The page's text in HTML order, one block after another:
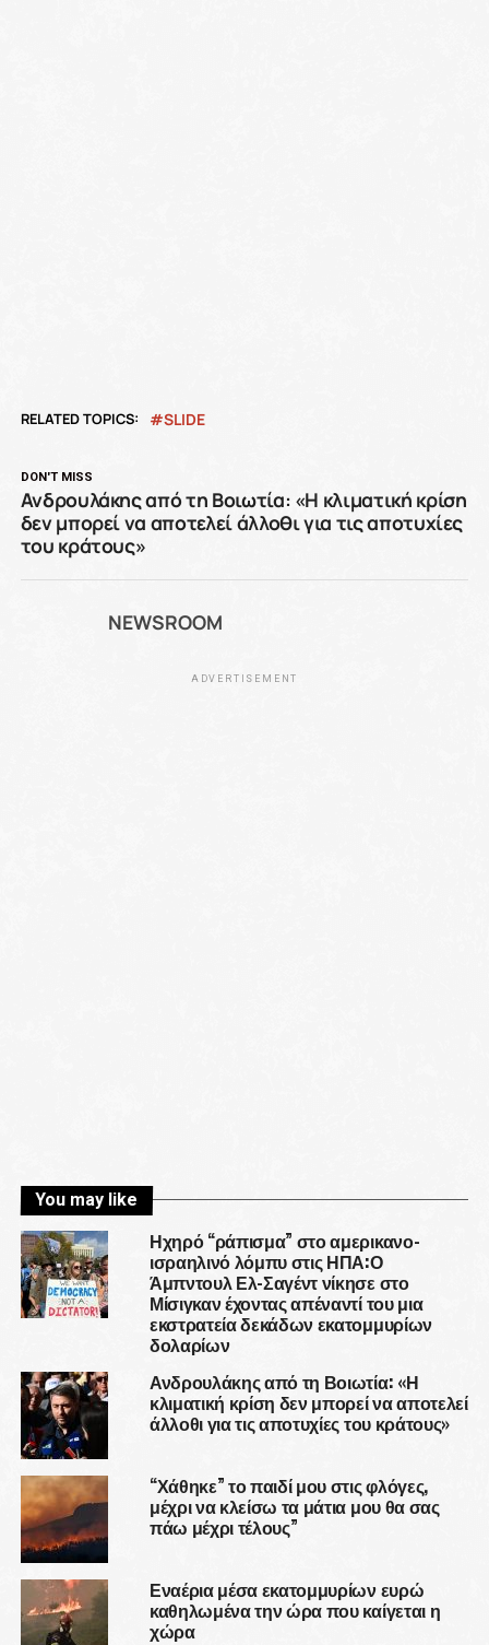
RELATED TOPICS: SLIDE
DON'T MISS
Ανδρουλάκης από τη Βοιωτία: «Η κλιματική κρίση
δεν μπορεί να αποτελεί άλλοθι για τις αποτυχίες
του κράτους»
NEWSROOM
ADVERTISEMENT
You may like
Ηχηρό “ράπισμα” στο αμερικανο-
ισραηλινό λόμπυ στις ΗΠΑ:Ο
Άμπντουλ Ελ-Σαγέντ νίκησε στο
Μίσιγκαν έχοντας απέναντί του μια
εκστρατεία δεκάδων εκατομμυρίων
δολαρίων
Ανδρουλάκης από τη Βοιωτία: «Η
κλιματική κρίση δεν μπορεί να αποτελεί
άλλοθι για τις αποτυχίες του κράτους»
“Χάθηκε” το παιδί μου στις φλόγες,
μέχρι να κλείσω τα μάτια μου θα σας
πάω μέχρι τέλους”
Εναέρια μέσα εκατομμυρίων ευρώ
καθηλωμένα την ώρα που καίγεται η
χώρα